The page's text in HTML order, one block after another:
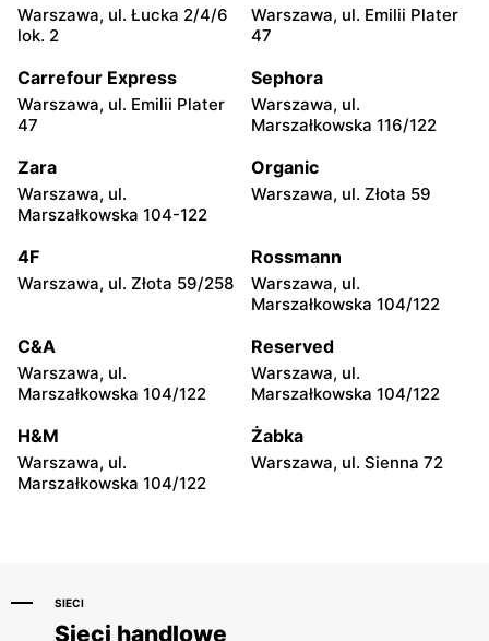
Biedronka Biedronka
Ursyna Niemcewicza 26
Biedronka
Bonifraterska 6
Biedronka
6
Biedronka Biedronka
Dubois 5A
Biedronka
111b
Biedronka
Biedronka Biedronka
Biedronka
Warszawa, ul. Sokołowska
Biedronka
Warszawa, ul. Łucka 2/4/6
lok. 2
Warszawa, ul. Emilii Plater
47
Carrefour Express
Warszawa, ul. Emilii Plater
47
Sephora
Warszawa, ul.
Marszałkowska 116/122
Zara
Warszawa, ul.
Marszałkowska 104-122
Organic
Warszawa, ul. Złota 59
4F
Warszawa, ul. Złota 59/258
Rossmann
Warszawa, ul.
Marszałkowska 104/122
C&A
Warszawa, ul.
Marszałkowska 104/122
Reserved
Warszawa, ul.
Marszałkowska 104/122
H&M
Warszawa, ul.
Marszałkowska 104/122
Żabka
Warszawa, ul. Sienna 72
SIECI
Sieci handlowe